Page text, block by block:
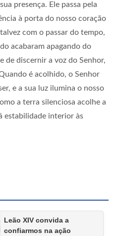
presença. Ele passa pela
à porta do nosso coração
com o passar do tempo,
acabaram apagando do
de discernir a voz do Senhor,
é acolhido, o Senhor
e a sua luz ilumina o nosso
a terra silenciosa acolhe a
estabilidade interior às
Leão XIV convida a
confiarmos na ação